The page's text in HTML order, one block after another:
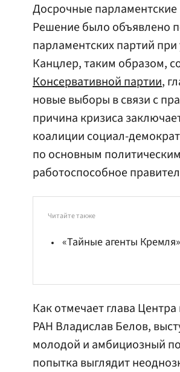
Досрочные
Решение было объявлено
парламентских партий
Канцлер, таким образом,
Консервативной партии,
новые выборы в связи с
причина кризиса
коалиции социал-
по основным
работоспособное
Читайте также
«Тайные агенты
Как отмечает глава
РАН Владислав Белов,
молодой и амбициозный
попытка выглядит